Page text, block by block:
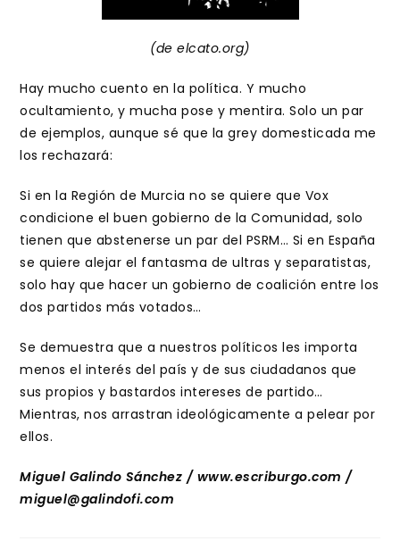
(de elcato.org)
Hay mucho cuento en la política. Y mucho
ocultamiento, y mucha pose y mentira. Solo un par
de ejemplos, aunque sé que la grey domesticada me
los rechazará:
Si en la Región de Murcia no se quiere que Vox
condicione el buen gobierno de la Comunidad, solo
tienen que abstenerse un par del PSRM… Si en España
se quiere alejar el fantasma de ultras y separatistas,
solo hay que hacer un gobierno de coalición entre los
dos partidos más votados…
Se demuestra que a nuestros políticos les importa
menos el interés del país y de sus ciudadanos que
sus propios y bastardos intereses de partido…
Mientras, nos arrastran ideológicamente a pelear por
ellos.
Miguel Galindo Sánchez / www.escriburgo.com /
miguel@galindofi.com